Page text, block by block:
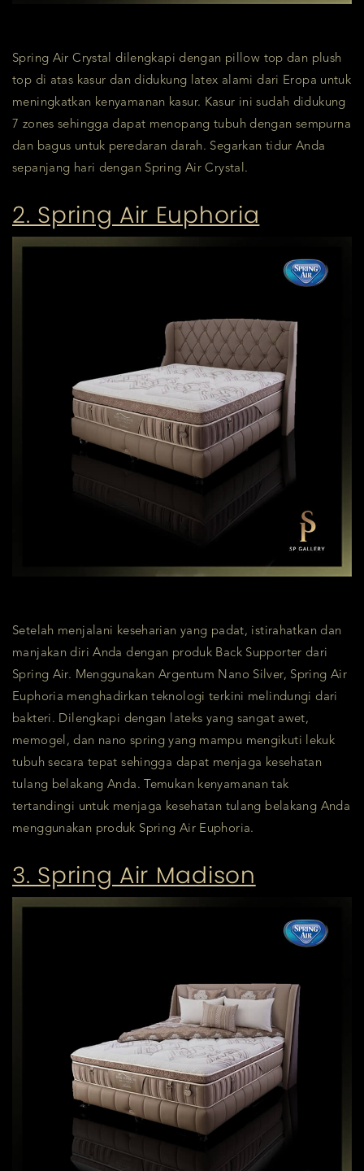
Spring Air Crystal dilengkapi dengan pillow top dan plush
top di atas kasur dan didukung latex alami dari Eropa untuk
meningkatkan kenyamanan kasur. Kasur ini sudah didukung
7 zones sehingga dapat menopang tubuh dengan sempurna
dan bagus untuk peredaran darah. Segarkan tidur Anda
sepanjang hari dengan Spring Air Crystal.
2. Spring Air Euphoria
Setelah menjalani keseharian yang padat, istirahatkan dan
manjakan diri Anda dengan produk Back Supporter dari
Spring Air. Menggunakan Argentum Nano Silver, Spring Air
Euphoria menghadirkan teknologi terkini melindungi dari
bakteri. Dilengkapi dengan lateks yang sangat awet,
memogel, dan nano spring yang mampu mengikuti lekuk
tubuh secara tepat sehingga dapat menjaga kesehatan
tulang belakang Anda. Temukan kenyamanan tak
tertandingi untuk menjaga kesehatan tulang belakang Anda
menggunakan produk Spring Air Euphoria.
3. Spring Air Madison